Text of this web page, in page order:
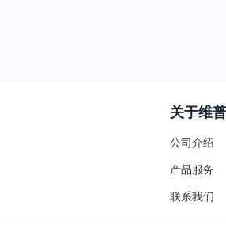
关于维普
公司介绍
产品服务
联系我们